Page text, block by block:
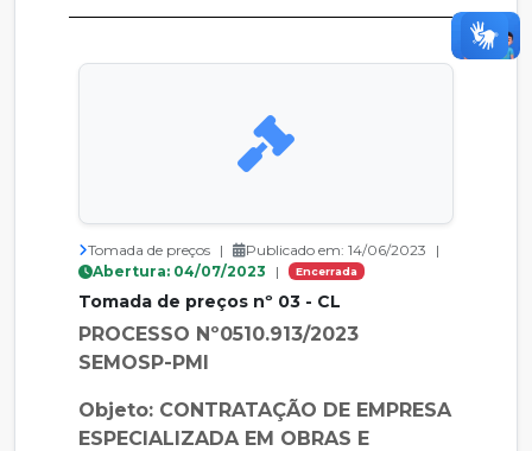
Tomada de preços | Publicado em: 14/06/2023
|
Abertura: 04/07/2023
| Encerrada
Tomada de preços nº 03 - CL
PROCESSO Nº0510.913/2023
SEMOSP-PMI
Objeto: CONTRATAÇÃO DE EMPRESA
ESPECIALIZADA EM OBRAS E